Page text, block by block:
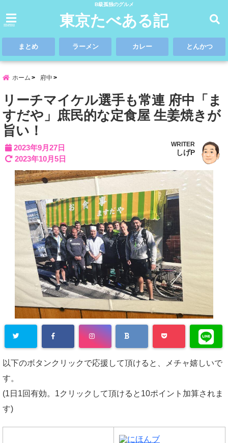
B級孤独のグルメ
menu 東京たべある記
まとめ ラーメン カレー とんかつ
ホーム 府中
リーチマイケル選手も常連 府中「ま
すだや」庶民的な定食屋 生姜焼きが
旨い！
2023年9月27日
2023年10月5日
WRITER
しげP
以下のボタンクリックで応援して頂けると、メチャ嬉しいで
す。
(1日1回有効。1クリックして頂けると10ポイント加算されま
す)